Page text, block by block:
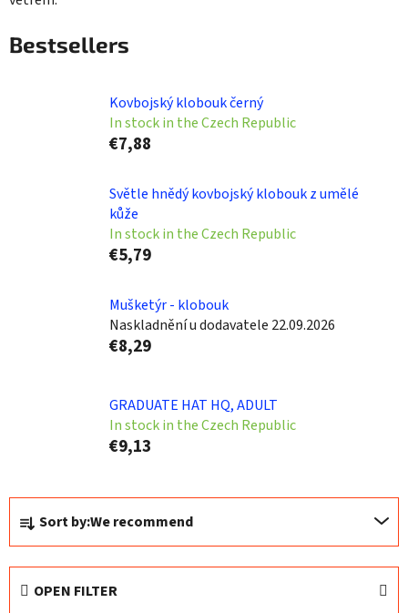
Bestsellers
Kovbojský klobouk černý
In stock in the Czech Republic
€7,88
Světle hnědý kovbojský klobouk z umělé
kůže
In stock in the Czech Republic
€5,79
Mušketýr - klobouk
Naskladnění u dodavatele 22.09.2026
€8,29
GRADUATE HAT HQ, ADULT
In stock in the Czech Republic
€9,13
P
o
Sort by:We recommend
OPEN FILTER